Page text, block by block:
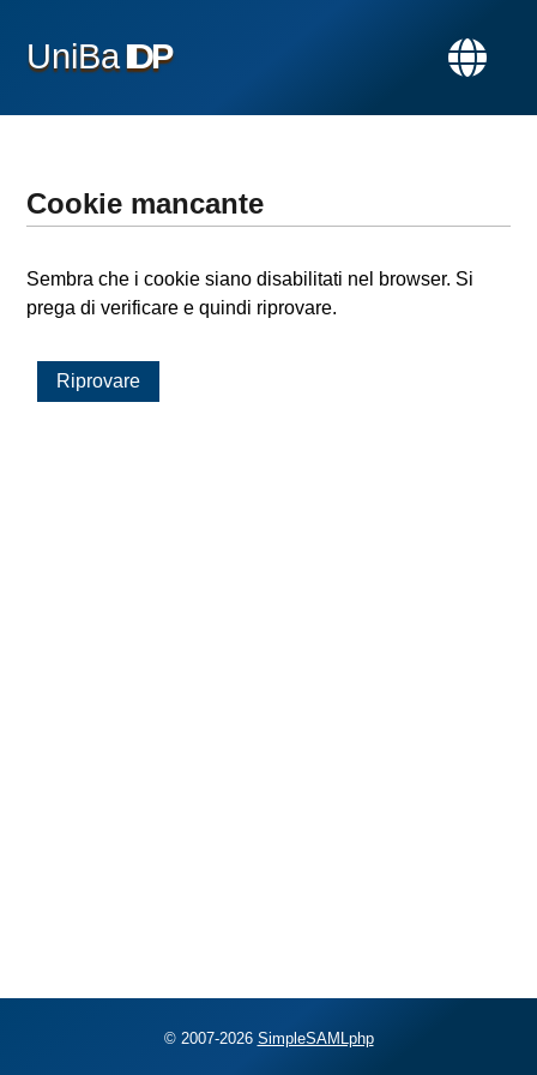
UniBaIDP
Cookie mancante
Sembra che i cookie siano disabilitati nel browser. Si
prega di verificare e quindi riprovare.
Riprovare
© 2007-2026 SimpleSAMLphp